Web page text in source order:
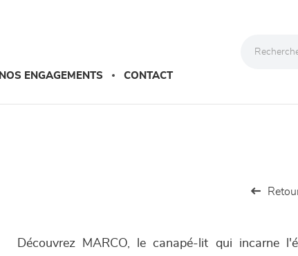
NOS ENGAGEMENTS CONTACT
Découvrez MARCO, le canapé-lit qui incarne